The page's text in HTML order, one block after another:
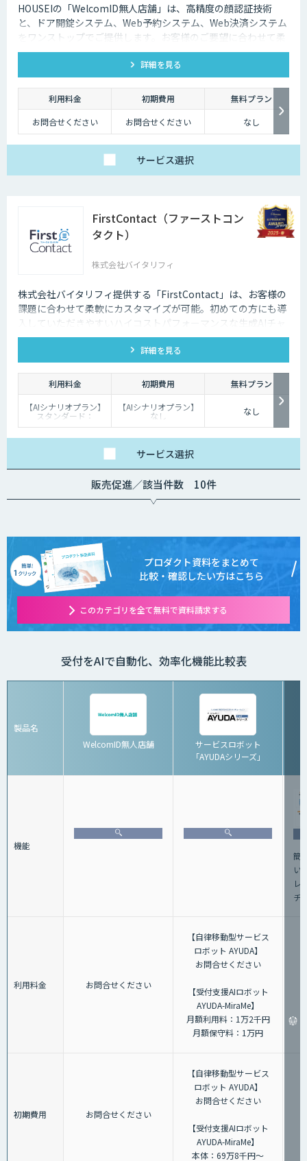
HOUSEIの「WelcomID無人店舗」は、高精度の顔認証技術
と、ドア開錠システム、Web予約システム、Web決済システム
をワンストップでご提供します。お客様のご要望に合わせて柔
軟に対応いたします。
詳細を見る
利用料金 初期費用
無料プラン
お問合せください
お問合せください なし
サービス選択
FirstContact（ファーストコン
タクト）
株式会社バイタリフィ
株式会社バイタリフィ提供する「FirstContact」は、お客様の
課題に合わせて柔軟にカスタマイズが可能。初めての方にも導
入していただきやすいハイコストパフォーマンスな生成AIチャ
ットボットです。
詳細を見る
利用料金 初期費用
無料プラン
【AIシナリオプラン】
スタンダード：
￥2,980～/月、プレミ
～/月（10万PVを超え
【生成AIプラン】
￥80,000～/月（質問
回数～5000回、超過分
【AIシナリオプラン】
なし
【生成AIプラン】：
なし
サービス選択
販売促進／該当件数 10件
プロダクト資料をまとめて
比較・確認したい方はこちら
このカテゴリを全て無料で資料請求する
受付をAIで自動化、効率化機能比較表
製品名
WelcomID無人店舗
サービスロボット
「AYUDAシリーズ」
機能
簡
い
レ
チ
利用料金 お問合せください
【自律移動型サービス
ロボット AYUDA】
お問合せください
【受付支援AIロボット
AYUDA-MiraMe】
月額利用料：1万2千円
月額保守料：1万円
初期費用 お問合せください
【自律移動型サービス
ロボット AYUDA】
お問合せください
【受付支援AIロボット
AYUDA-MiraMe】
本体：69万8千円～